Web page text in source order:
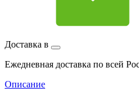
Доставка в
Ежедневная доставка по всей
Описание